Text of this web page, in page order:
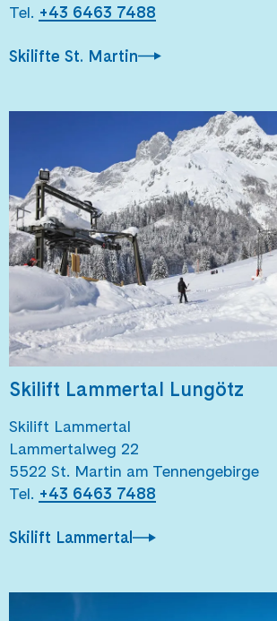
Tel. +43 6463 7488
Skilifte St. Martin
Skilift Lammertal Lungötz
Skilift Lammertal
Lammertalweg 22
5522 St. Martin am Tennengebirge
Tel. +43 6463 7488
Skilift Lammertal